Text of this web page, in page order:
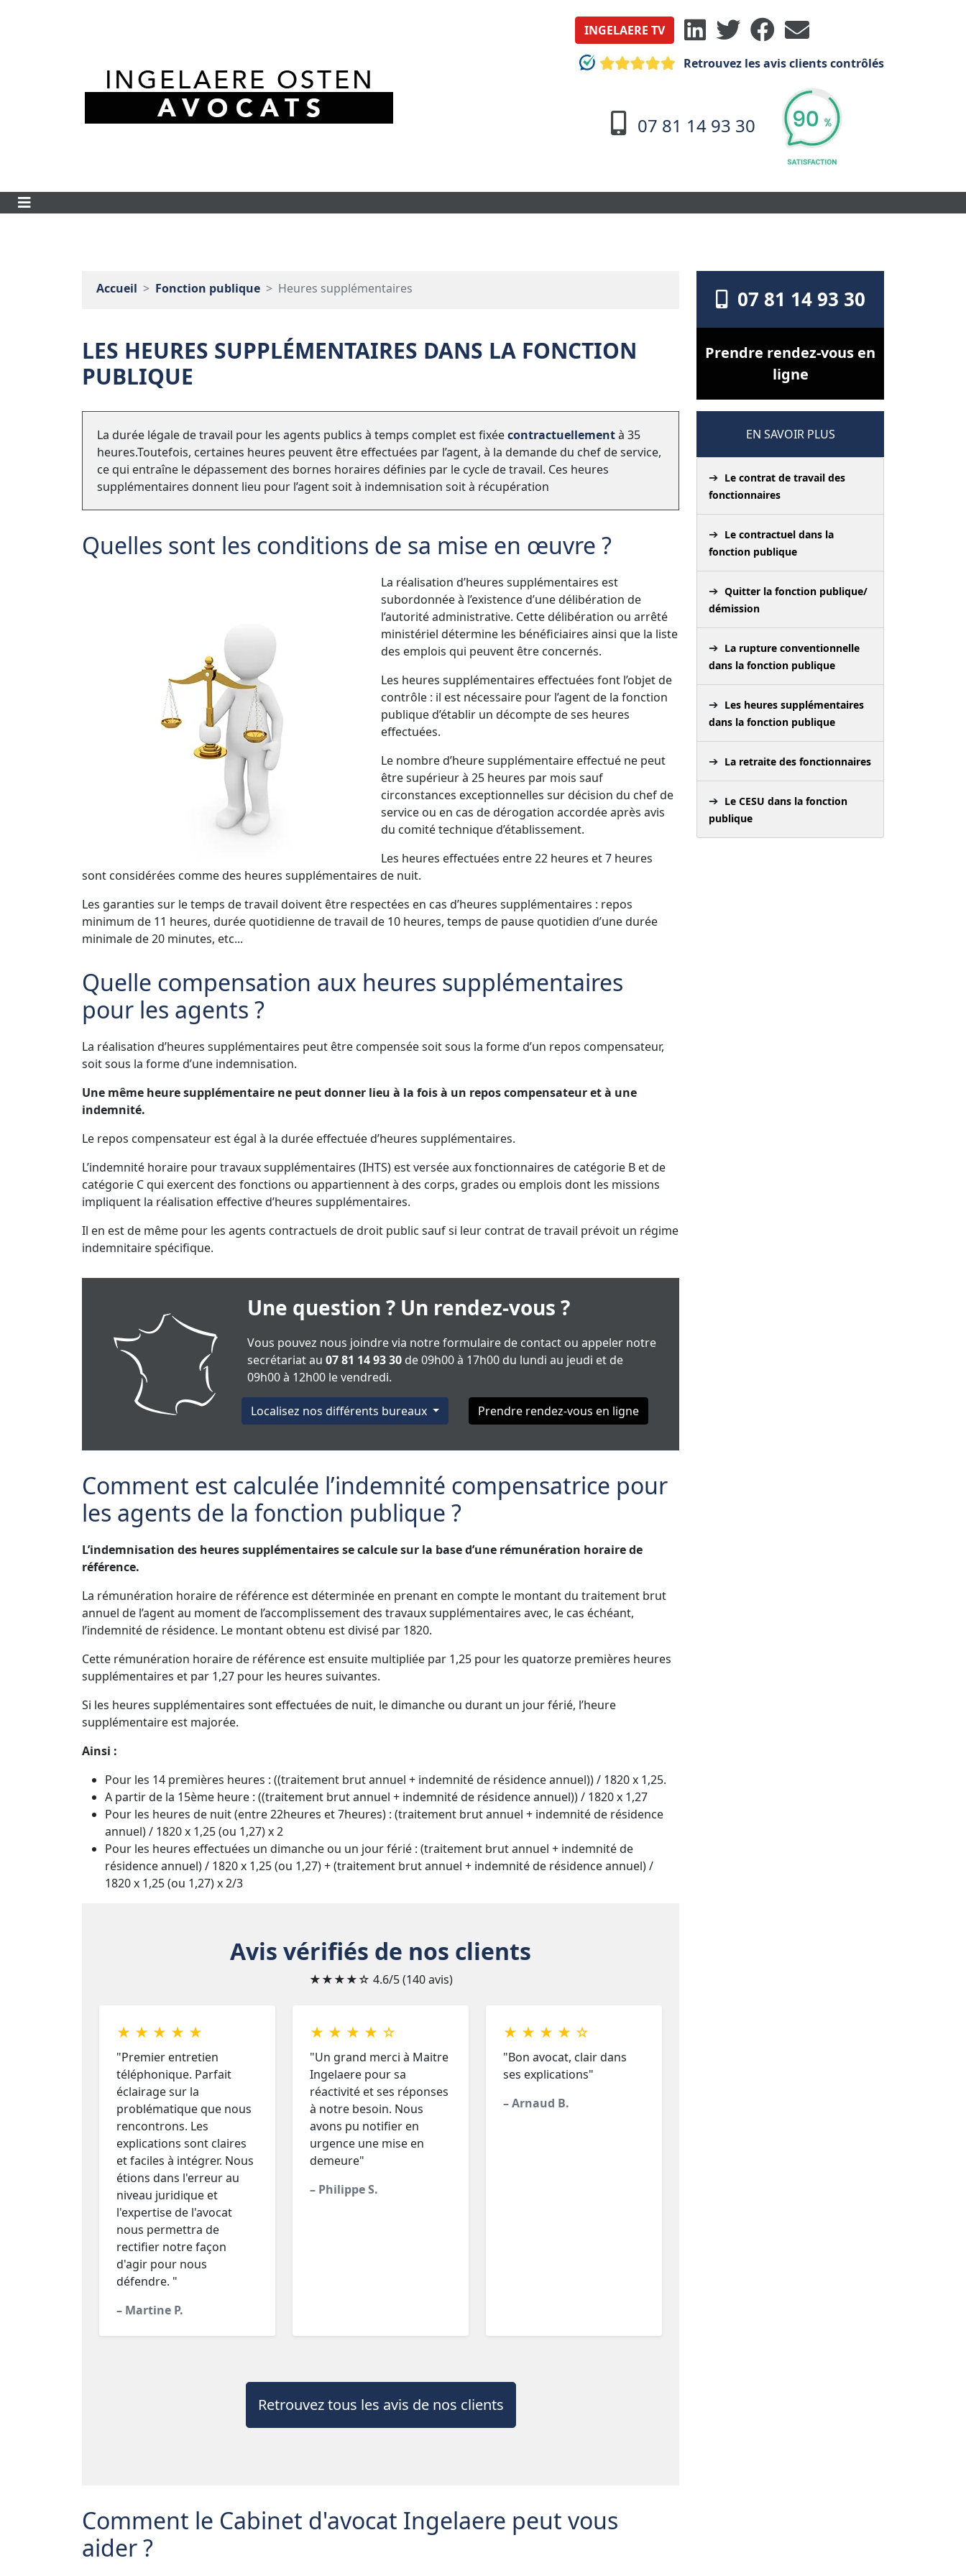
INGELAERE TV
Retrouvez les avis clients contrôlés
07 81 14 93 30
Accueil Fonction publique Heures supplémentaires
LES HEURES SUPPLÉMENTAIRES DANS LA FONCTION
PUBLIQUE
La durée légale de travail pour les agents publics à temps complet est fixéecontractuellementà 35
heures.Toutefois, certaines heures peuvent être effectuées par l’agent, à la demande du chef de service,
ce qui entraîne le dépassement des bornes horaires définies par le cycle de travail. Ces heures
supplémentaires donnent lieu pour l’agent soit à indemnisation soit à récupération
Quelles sont les conditions de sa mise en œuvre ?
La réalisation d’heures supplémentaires est
subordonnée à l’existence d’une délibération de
l’autorité administrative. Cette délibération ou arrêté
ministériel détermine les bénéficiaires ainsi que la liste
des emplois qui peuvent être concernés.
Les heures supplémentaires effectuées font l’objet de
contrôle : il est nécessaire pour l’agent de la fonction
publique d’établir un décompte de ses heures
effectuées.
Le nombre d’heure supplémentaire effectué ne peut
être supérieur à 25 heures par mois sauf
circonstances exceptionnelles sur décision du chef de
service ou en cas de dérogation accordée après avis
du comité technique d’établissement.
Les heures effectuées entre 22 heures et 7 heures
sont considérées comme des heures supplémentaires de nuit.
Les garanties sur le temps de travail doivent être respectées en cas d’heures supplémentaires : repos
minimum de 11 heures, durée quotidienne de travail de 10 heures, temps de pause quotidien d’une durée
minimale de 20 minutes, etc...
Quelle compensation aux heures supplémentaires
pour les agents ?
La réalisation d’heures supplémentaires peut être compensée soit sous la forme d’un repos compensateur,
soit sous la forme d’une indemnisation.
Une même heure supplémentaire ne peut donner lieu à la fois à un repos compensateur et à une
indemnité.
Le repos compensateur est égal à la durée effectuée d’heures supplémentaires.
L’indemnité horaire pour travaux supplémentaires (IHTS) est versée aux fonctionnaires de catégorie B et de
catégorie C qui exercent des fonctions ou appartiennent à des corps, grades ou emplois dont les missions
impliquent la réalisation effective d’heures supplémentaires.
Il en est de même pour les agents contractuels de droit public sauf si leur contrat de travail prévoit un régime
indemnitaire spécifique.
Une question ? Un rendez-vous ?
Vous pouvez nous joindre via notre formulaire de contact ou appeler notre
secrétariat au 07 81 14 93 30de 09h00 à 17h00 du lundi au jeudi et de
09h00 à 12h00 le vendredi.
Localisez nos différents bureaux Prendre rendez-vous en ligne
Comment est calculée l’indemnité compensatrice pour
les agents de la fonction publique ?
L’indemnisation des heures supplémentaires se calcule sur la base d’une rémunération horaire de
référence.
La rémunération horaire de référence est déterminée en prenant en compte le montant du traitement brut
annuel de l’agent au moment de l’accomplissement des travaux supplémentaires avec, le cas échéant,
l’indemnité de résidence. Le montant obtenu est divisé par 1820.
Cette rémunération horaire de référence est ensuite multipliée par 1,25 pour les quatorze premières heures
supplémentaires et par 1,27 pour les heures suivantes.
Si les heures supplémentaires sont effectuées de nuit, le dimanche ou durant un jour férié, l’heure
supplémentaire est majorée.
Ainsi :
Pour les 14 premières heures : ((traitement brut annuel + indemnité de résidence annuel)) / 1820 x 1,25.
A partir de la 15ème heure : ((traitement brut annuel + indemnité de résidence annuel)) / 1820 x 1,27
Pour les heures de nuit (entre 22heures et 7heures) : (traitement brut annuel + indemnité de résidence
annuel) / 1820 x 1,25 (ou 1,27) x 2
Pour les heures effectuées un dimanche ou un jour férié : (traitement brut annuel + indemnité de
résidence annuel) / 1820 x 1,25 (ou 1,27) + (traitement brut annuel + indemnité de résidence annuel) /
1820 x 1,25 (ou 1,27) x 2/3
Avis vérifiés de nos clients
★★★★☆ 4.6/5 (140 avis)
★ ★ ★ ★ ★
"Premier entretien
téléphonique. Parfait
éclairage sur la
problématique que nous
rencontrons. Les
explications sont claires
et faciles à intégrer. Nous
étions dans l'erreur au
niveau juridique et
l'expertise de l'avocat
nous permettra de
rectifier notre façon
d'agir pour nous
défendre. "
– Martine P.
★ ★ ★ ★ ☆
"Un grand merci à Maitre
Ingelaere pour sa
réactivité et ses réponses
à notre besoin. Nous
avons pu notifier en
urgence une mise en
demeure"
– Philippe S.
★ ★ ★ ★ ☆
"Bon avocat, clair dans
ses explications"
– Arnaud B.
Retrouvez tous les avis de nos clients
Comment le Cabinet d'avocat Ingelaere peut vous
aider ?
07 81 14 93 30
Prendre rendez-vous en
ligne
EN SAVOIR PLUS
Le contrat de travail des
fonctionnaires
Le contractuel dans la
fonction publique
Quitter la fonction publique/
démission
La rupture conventionnelle
dans la fonction publique
Les heures supplémentaires
dans la fonction publique
La retraite des fonctionnaires
Le CESU dans la fonction
publique